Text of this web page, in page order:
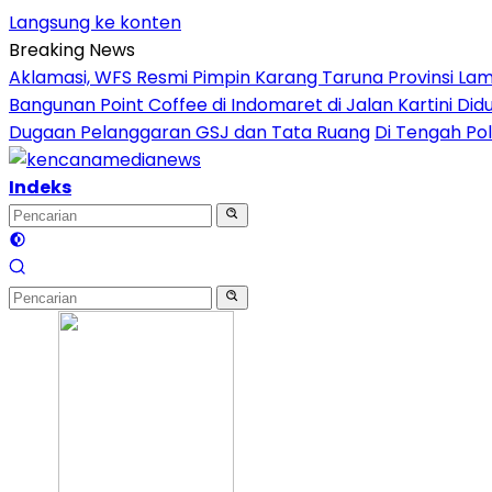
Langsung ke konten
Breaking News
Aklamasi, WFS Resmi Pimpin Karang Taruna Provinsi
Bangunan Point Coffee di Indomaret di Jalan Kartini
Dugaan Pelanggaran GSJ dan Tata Ruang Di Tengah
Indeks